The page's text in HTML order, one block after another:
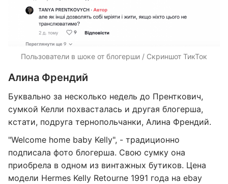
Пользователи в шоке от блогерши / Скриншот ТикТок
Алина Френдий
Буквально за несколько недель до Пренткович,
сумкой Келли похвасталась и другая блогерша,
кстати, подруга тернопольчанки, Алина Френдий.
"Welcome home baby Kelly", - традиционно
подписала фото блогерша. Свою сумку она
приобрела в одном из винтажных бутиков. Цена
модели Hermes Kelly Retourne 1991 года на ebay